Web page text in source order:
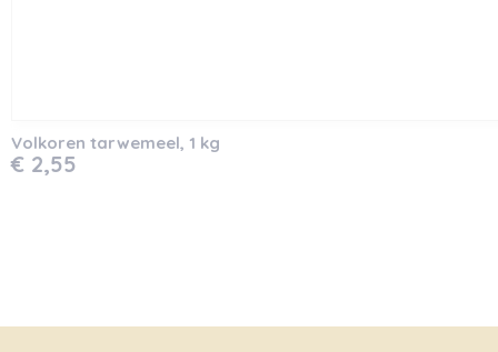
Volkoren tarwemeel, 1 kg
€ 2,55